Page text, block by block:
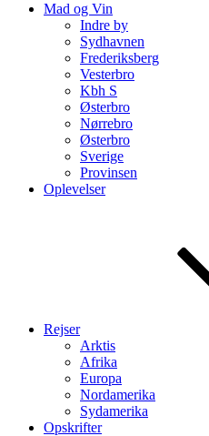
Mad og Vin
Indre by
Sydhavnen
Frederiksberg
Vesterbro
Kbh S
Østerbro
Nørrebro
Østerbro
Sverige
Provinsen
Oplevelser
Rejser
Arktis
Afrika
Europa
Nordamerika
Sydamerika
Opskrifter